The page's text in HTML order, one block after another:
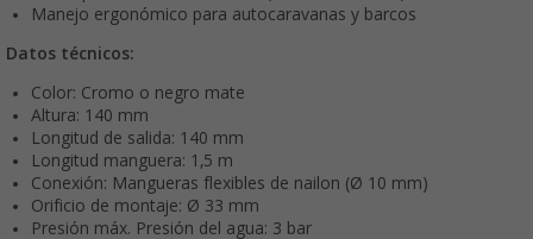
Manejo ergonómico para autocaravanas y barcos
Datos técnicos:
Color: Cromo o negro mate
Altura: 140 mm
Longitud de salida: 140 mm
Longitud manguera: 1,5 m
Conexión: Mangueras flexibles de nailon (Ø 10 mm)
Orificio de montaje: Ø 33 mm
Presión máx. Presión del agua: 3 bar